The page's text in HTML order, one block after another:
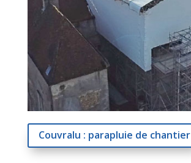
Couvralu : parapluie de chantier